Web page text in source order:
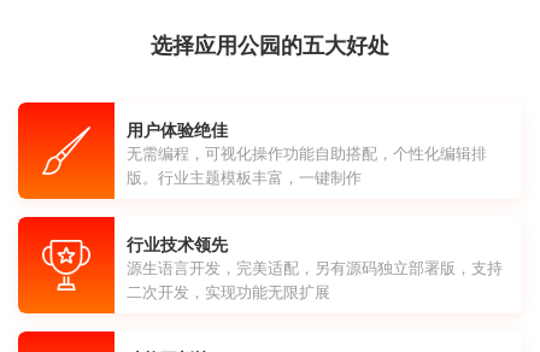
选择应用公园的五大好处
用户体验绝佳
无需编程，可视化操作功能自助搭配，个性化编辑排
版。行业主题模板丰富，一键制作
行业技术领先
源生语言开发，完美适配，另有源码独立部署版，支持
二次开发，实现功能无限扩展